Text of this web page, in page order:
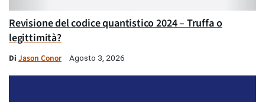
Revisione del codice quantistico 2024 – Truffa o
legittimità?
Di Jason Conor Agosto 3, 2026